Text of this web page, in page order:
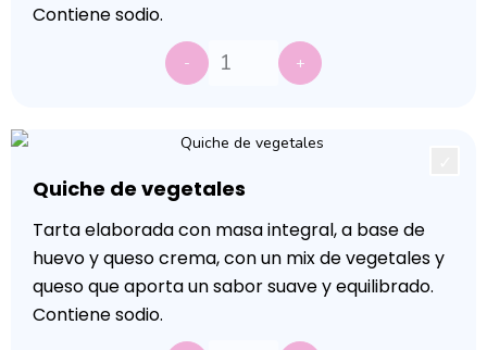
Contiene sodio.
- +
Quiche de vegetales
Tarta elaborada con masa integral, a base de
huevo y queso crema, con un mix de vegetales y
queso que aporta un sabor suave y equilibrado.
Contiene sodio.